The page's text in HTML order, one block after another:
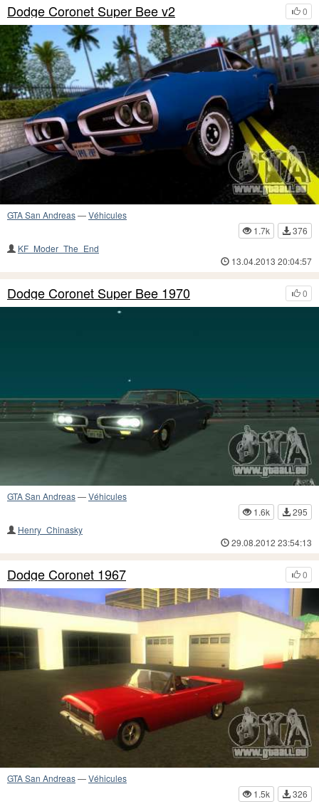
0
Dodge Coronet Super Bee v2
GTA San Andreas—Véhicules
1.7k
376
KF_Moder_The_End
13.04.2013 20:04:57
0
Dodge Coronet Super Bee 1970
GTA San Andreas—Véhicules
1.6k
295
Henry_Chinasky
29.08.2012 23:54:13
0
Dodge Coronet 1967
GTA San Andreas—Véhicules
1.5k
326